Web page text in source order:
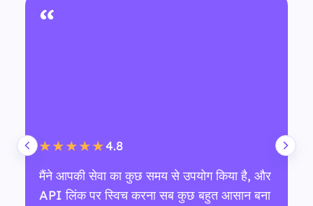
“
★★★★★4.8
मैंने आपकी सेवा का कुछ समय से उपयोग किया है, और
API लिंक पर स्विच करना सब कुछ बहुत आसान बना